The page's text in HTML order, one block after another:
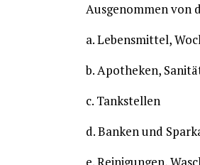
Ausgenommen von
a. Lebensmittel,
b. Apotheken,
c. Tankstellen
d. Banken und